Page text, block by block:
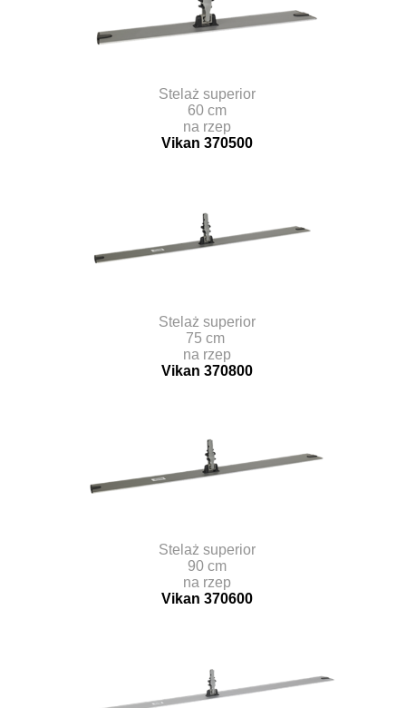
Stelaż superior
60 cm
na rzep
Vikan 370500
Stelaż superior
75 cm
na rzep
Vikan 370800
Stelaż superior
90 cm
na rzep
Vikan 370600